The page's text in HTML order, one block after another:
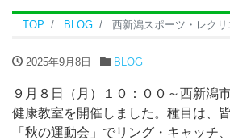
TOP BLOG 西新潟スポーツ・レク
2025年9月8日 BLOG
９月８日（月）１０：００～西新潟
健康教室を開催しました。種目は、
「秋の運動会」でリング・キャッチ